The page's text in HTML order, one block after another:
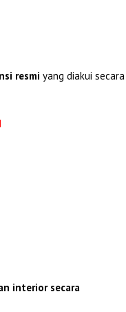
resmi yang diakui secara
interior secara